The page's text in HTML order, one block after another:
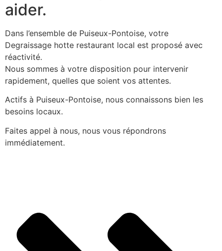
aider.
Dans l’ensemble de Puiseux-Pontoise, votre
Degraissage hotte restaurant local est proposé avec
réactivité.
Nous sommes à votre disposition pour intervenir
rapidement, quelles que soient vos attentes.
Actifs à Puiseux-Pontoise, nous connaissons bien les
besoins locaux.
Faites appel à nous, nous vous répondrons
immédiatement.